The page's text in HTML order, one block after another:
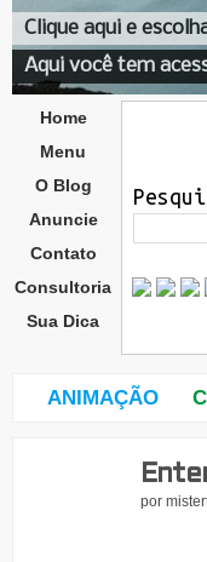
Clique aqui e
Aqui você tem
Home
Menu
O Blog
Anuncie
Contato
Consultoria
Sua Dica
ANIMAÇÃO
por